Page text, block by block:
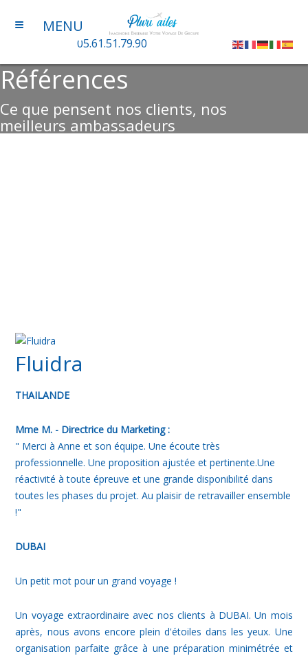
MENU
≡
05.61.51.79.90
Références
Ce que pensent nos clients, nos
meilleurs ambassadeurs
Fluidra
THAILANDE
Mme M. - Directrice du Marketing :
" Merci à Anne et son équipe. Une écoute très
professionnelle. Une proposition ajustée et pertinente.Une
réactivité à toute épreuve et une grande disponibilité dans
toutes les phases du projet. Au plaisir de retravailler ensemble
!"
DUBAI
Un petit mot pour un grand voyage !
Un voyage extraordinaire avec nos clients à DUBAI. Un mois
après, nous avons encore plein d'étoiles dans les yeux. Une
organisation parfaite grâce à une préparation minimétrée et